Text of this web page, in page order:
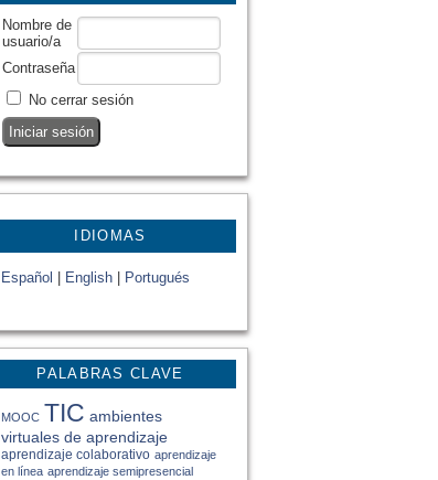
Nombre de
usuario/a
Contraseña
No cerrar sesión
IDIOMAS
Español English Portugués
PALABRAS CLAVE
MOOC TIC ambientes
virtuales de aprendizaje
aprendizaje colaborativo aprendizaje
en línea aprendizaje semipresencial